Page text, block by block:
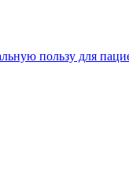
пользу для